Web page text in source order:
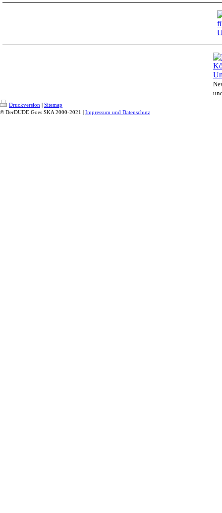
Druckversion | Sitemap
© DerDUDE Goes SKA 2000-2021 | Impressum und Datenschutz